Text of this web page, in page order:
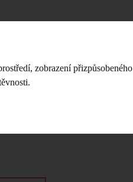
zobrazení přizpůsobeného
DIY NÁVODY A NÁPADY